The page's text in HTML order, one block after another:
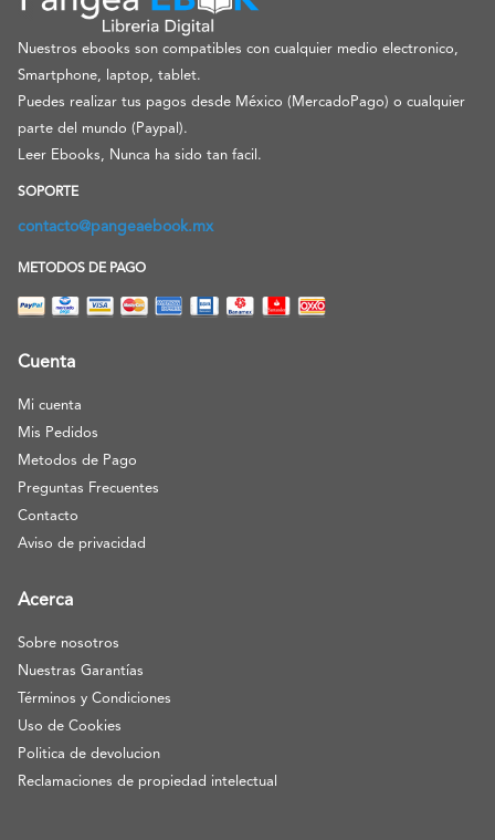
Nuestros ebooks son compatibles con cualquier medio electronico,
Smartphone, laptop, tablet.
Puedes realizar tus pagos desde México (MercadoPago) o cualquier
parte del mundo (Paypal).
Leer Ebooks, Nunca ha sido tan facil.
SOPORTE
contacto@pangeaebook.mx
METODOS DE PAGO
Cuenta
Mi cuenta
Mis Pedidos
Metodos de Pago
Preguntas Frecuentes
Contacto
Aviso de privacidad
Acerca
Sobre nosotros
Nuestras Garantías
Términos y Condiciones
Uso de Cookies
Politica de devolucion
Reclamaciones de propiedad intelectual